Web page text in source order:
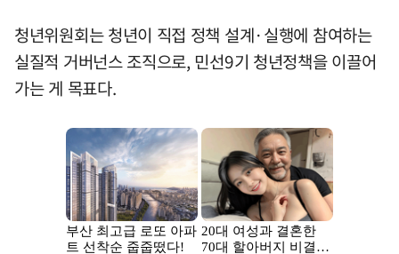
청년위원회는 청년이 직접 정책 설계·실행에 참여하는
실질적 거버넌스 조직으로, 민선9기 청년정책을 이끌어
가는 게 목표다.